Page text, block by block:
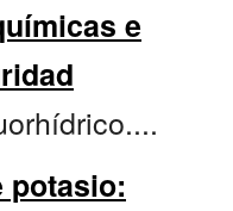
e
potasio: